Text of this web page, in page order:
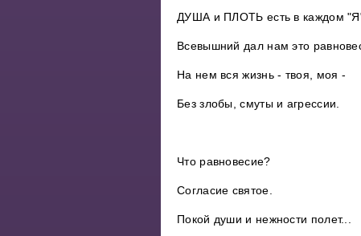
ДУША и ПЛОТЬ есть в каждом
Всевышний дал нам это
На нем вся жизнь - твоя, моя -
Без злобы, смуты и агрессии.
Что равновесие?
Согласие святое.
Покой души и нежности полет...